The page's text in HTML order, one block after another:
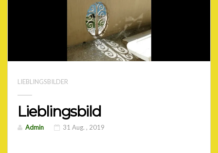
LIEBLINGSBILDER
Lieblingsbild
Admin 31 Aug. , 2019